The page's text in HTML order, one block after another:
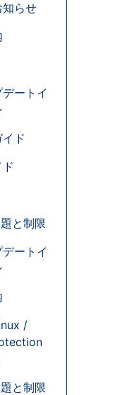
らせ
ートイ
ド
と制限
ートイ
/
と制限